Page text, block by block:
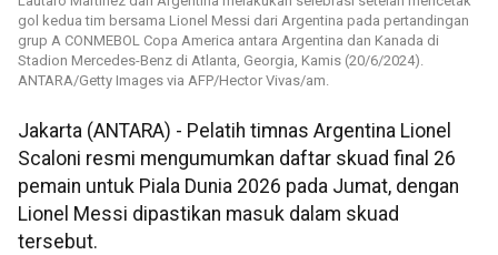
gol kedua tim bersama Lionel Messi dari Argentina pada pertandingan
grup A CONMEBOL Copa America antara Argentina dan Kanada di
Stadion Mercedes-Benz di Atlanta, Georgia, Kamis (20/6/2024).
ANTARA/Getty Images via AFP/Hector Vivas/am.
Jakarta (ANTARA) - Pelatih timnas Argentina Lionel
Scaloni resmi mengumumkan daftar skuad final 26
pemain untuk Piala Dunia 2026 pada Jumat, dengan
Lionel Messi dipastikan masuk dalam skuad
tersebut.